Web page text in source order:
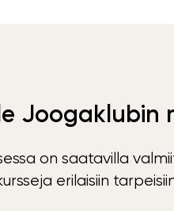
Joogaklubin
on saatavilla
erilaisiin